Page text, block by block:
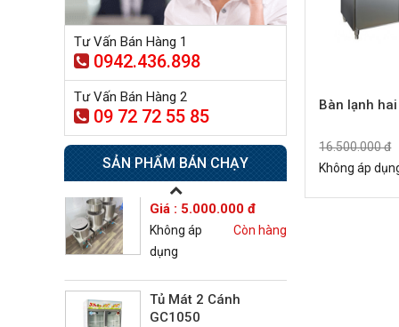
Bàn lạnh
16.500.000 đ
Không áp
Tư Vấn Bán Hàng 1
0942.436.898
Tư Vấn Bán Hàng 2
09 72 72 55 85
SẢN PHẨM BÁN CHẠY
dụng
Tủ sấy công nghiệp
21.300.000 đ
20.500.000 đ
Không áp
dụng
Nồi phở 30- 50- 70 Lít
Giá : 5.000.000 đ
Không áp
dụng
Còn hàng
Tủ Mát 2 Cánh
GC1050